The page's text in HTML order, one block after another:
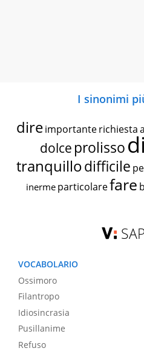
I sinonimi
dire importante richiesta
dolce prolisso
tranquillodifficile
inerme particolarefare
VOCABOLARIO
Ossimoro
Filantropo
Idiosincrasia
Pusillanime
Refuso